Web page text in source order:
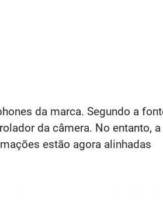
da marca. Segundo a
da câmera. No entanto, a
estão agora alinhadas